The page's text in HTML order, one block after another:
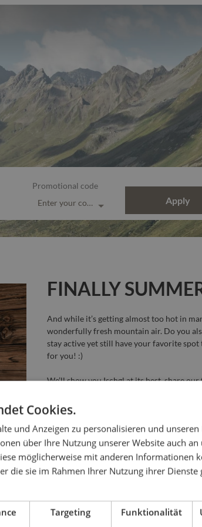
Promotional code
Enter your code Apply
FINALLY
And while it’s getting almost too hot in
wonderfully fresh mountain air. Do you
stay active yet still have your favorite spot
for you! :)
We’ll show you Ischgl at its best, share
refreshment along the way. Afterward,
in our spa.
Does reading this already make you feel
Then treat yourself to a little getaway in
Show Less
Cookies.
und Anzeigen zu personalisieren und
über Ihre Nutzung unserer Website auch an
möglicherweise mit anderen Informationen
die sie im Rahmen Ihrer Nutzung ihrer Dienste
Targeting Funktionalität